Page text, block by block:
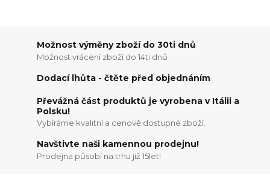
Možnost výměny zboží do 30ti dnů
Možnost vrácení zboží do 14ti dnů
Dodací lhůta - čtěte před objednáním
Převážná část produktů je vyrobena v Itálii a
Polsku!
Vybíráme kvalitní a cenově dostupné zboží.
Navštivte naši kamennou prodejnu!
Prodejna působí na trhu již 15let!